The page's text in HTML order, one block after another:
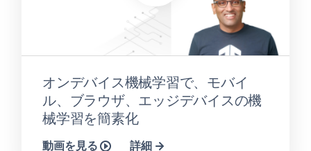
オンデバイス機械学習で、モバイ
ル、ブラウザ、エッジデバイスの機
械学習を簡素化
動画を見る 詳細